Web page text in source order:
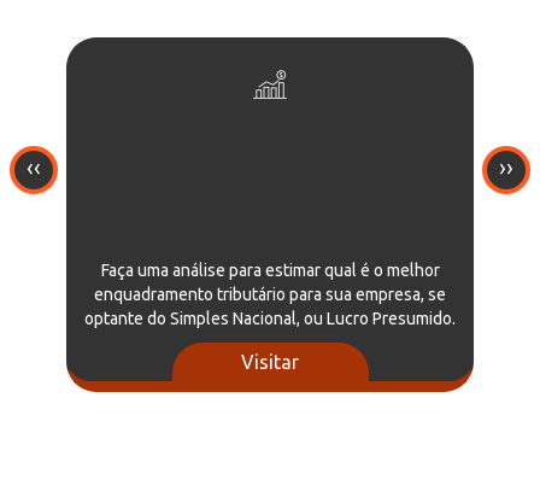
Faça uma análise para estimar qual é o melhor
enquadramento tributário para sua empresa, se
optante do Simples Nacional, ou Lucro Presumido.
Visitar
‹‹ ››